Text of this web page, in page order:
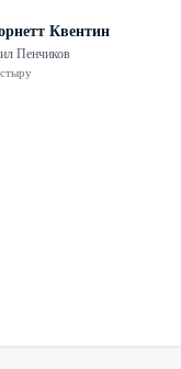
Квентин
Пенчиков